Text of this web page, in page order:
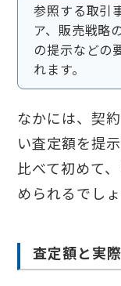
参照する取引
ア、販売戦略
の提示などの
れます。
なかには、契
い査定額を提
比べて初めて
められるでしょ
査定額と実